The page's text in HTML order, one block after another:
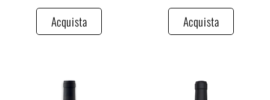
Acquista Acquista